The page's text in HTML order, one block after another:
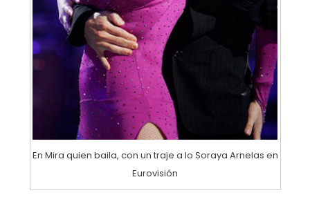
En Mira quien baila, con un traje a lo Soraya Arnelas en
Eurovisión